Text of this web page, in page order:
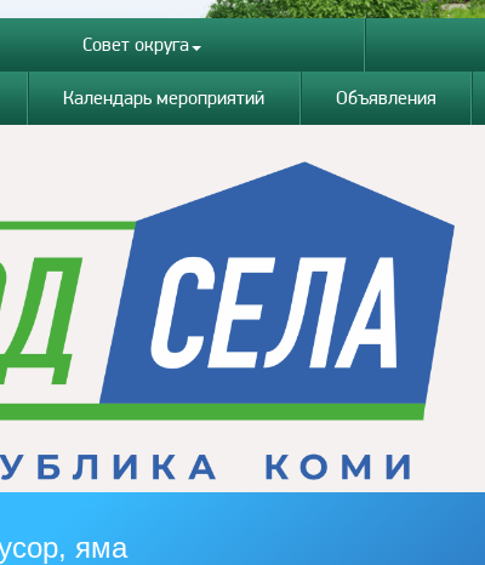
Совет округа
Календарь мероприятий Объявления
яма